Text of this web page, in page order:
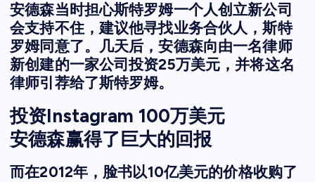
安德森当时担心斯特罗姆一个人创立新公司
会支持不住，建议他寻找业务合伙人，斯特
罗姆同意了。几天后，安德森向由一名律师
新创建的一家公司投资25万美元，并将这名
律师引荐给了斯特罗姆。
投资Instagram 100万美元
安德森赢得了巨大的回报
而在2012年，脸书以10亿美元的价格收购了